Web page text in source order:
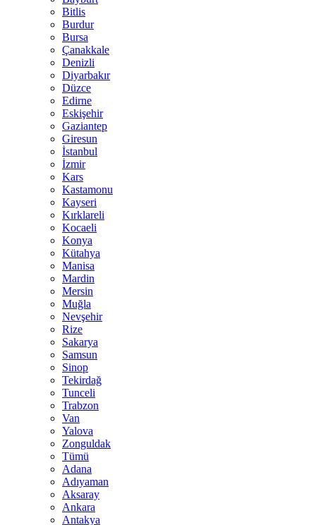
Bitlis
Burdur
Bursa
Çanakkale
Denizli
Diyarbakır
Düzce
Edirne
Eskişehir
Gaziantep
Giresun
İstanbul
İzmir
Kars
Kastamonu
Kayseri
Kırklareli
Kocaeli
Konya
Kütahya
Manisa
Mardin
Mersin
Muğla
Nevşehir
Rize
Sakarya
Samsun
Sinop
Tekirdağ
Tunceli
Trabzon
Van
Yalova
Zonguldak
Tümü
Adana
Adıyaman
Aksaray
Ankara
Antakya